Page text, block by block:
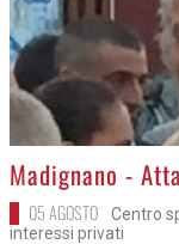
>Madignano -
05 AGOSTO
Centro
interessi privati